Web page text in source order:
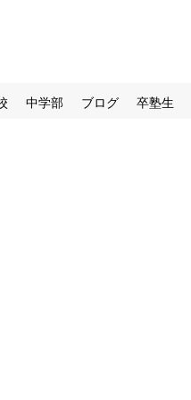
中学部 ブログ 卒塾生